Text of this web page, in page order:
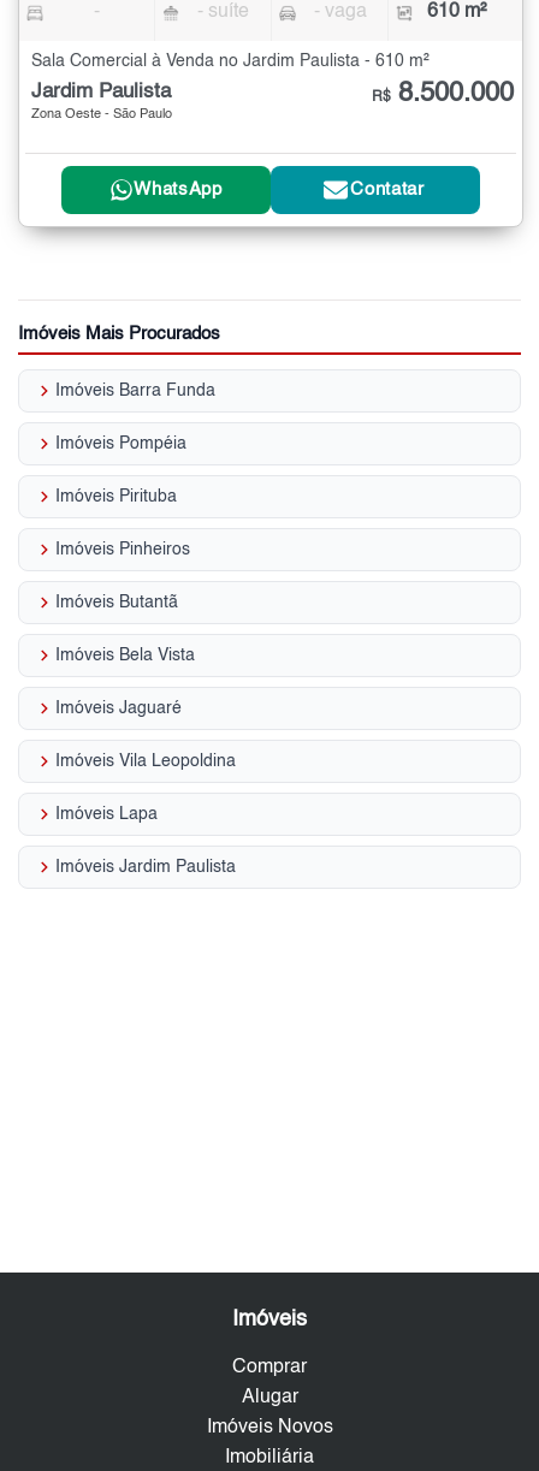
- - suíte - vaga 610 m²
Sala Comercial à Venda no Jardim Paulista - 610 m²
Jardim Paulista
Zona Oeste - São Paulo
R$ 8.500.000
WhatsApp Contatar
Imóveis Mais Procurados
keyboard_arrow_right Imóveis Barra Funda
keyboard_arrow_right Imóveis Pompéia
keyboard_arrow_right Imóveis Pirituba
keyboard_arrow_right Imóveis Pinheiros
keyboard_arrow_right Imóveis Butantã
keyboard_arrow_right Imóveis Bela Vista
keyboard_arrow_right Imóveis Jaguaré
keyboard_arrow_right Imóveis Vila Leopoldina
keyboard_arrow_right Imóveis Lapa
keyboard_arrow_right Imóveis Jardim Paulista
Imóveis
Comprar
Alugar
Imóveis Novos
Imobiliária